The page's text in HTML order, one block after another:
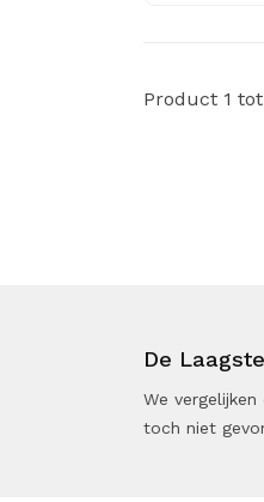
Product 1
De
We
toch niet